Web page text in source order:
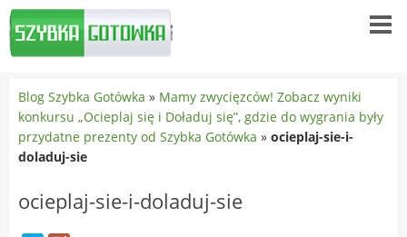
Blog Szybka Gotówka » Mamy zwycięzców! Zobacz wyniki
konkursu „Ocieplaj się i Doładuj się”, gdzie do wygrania były
przydatne prezenty od Szybka Gotówka » ocieplaj-sie-i-
doladuj-sie
ocieplaj-sie-i-doladuj-sie